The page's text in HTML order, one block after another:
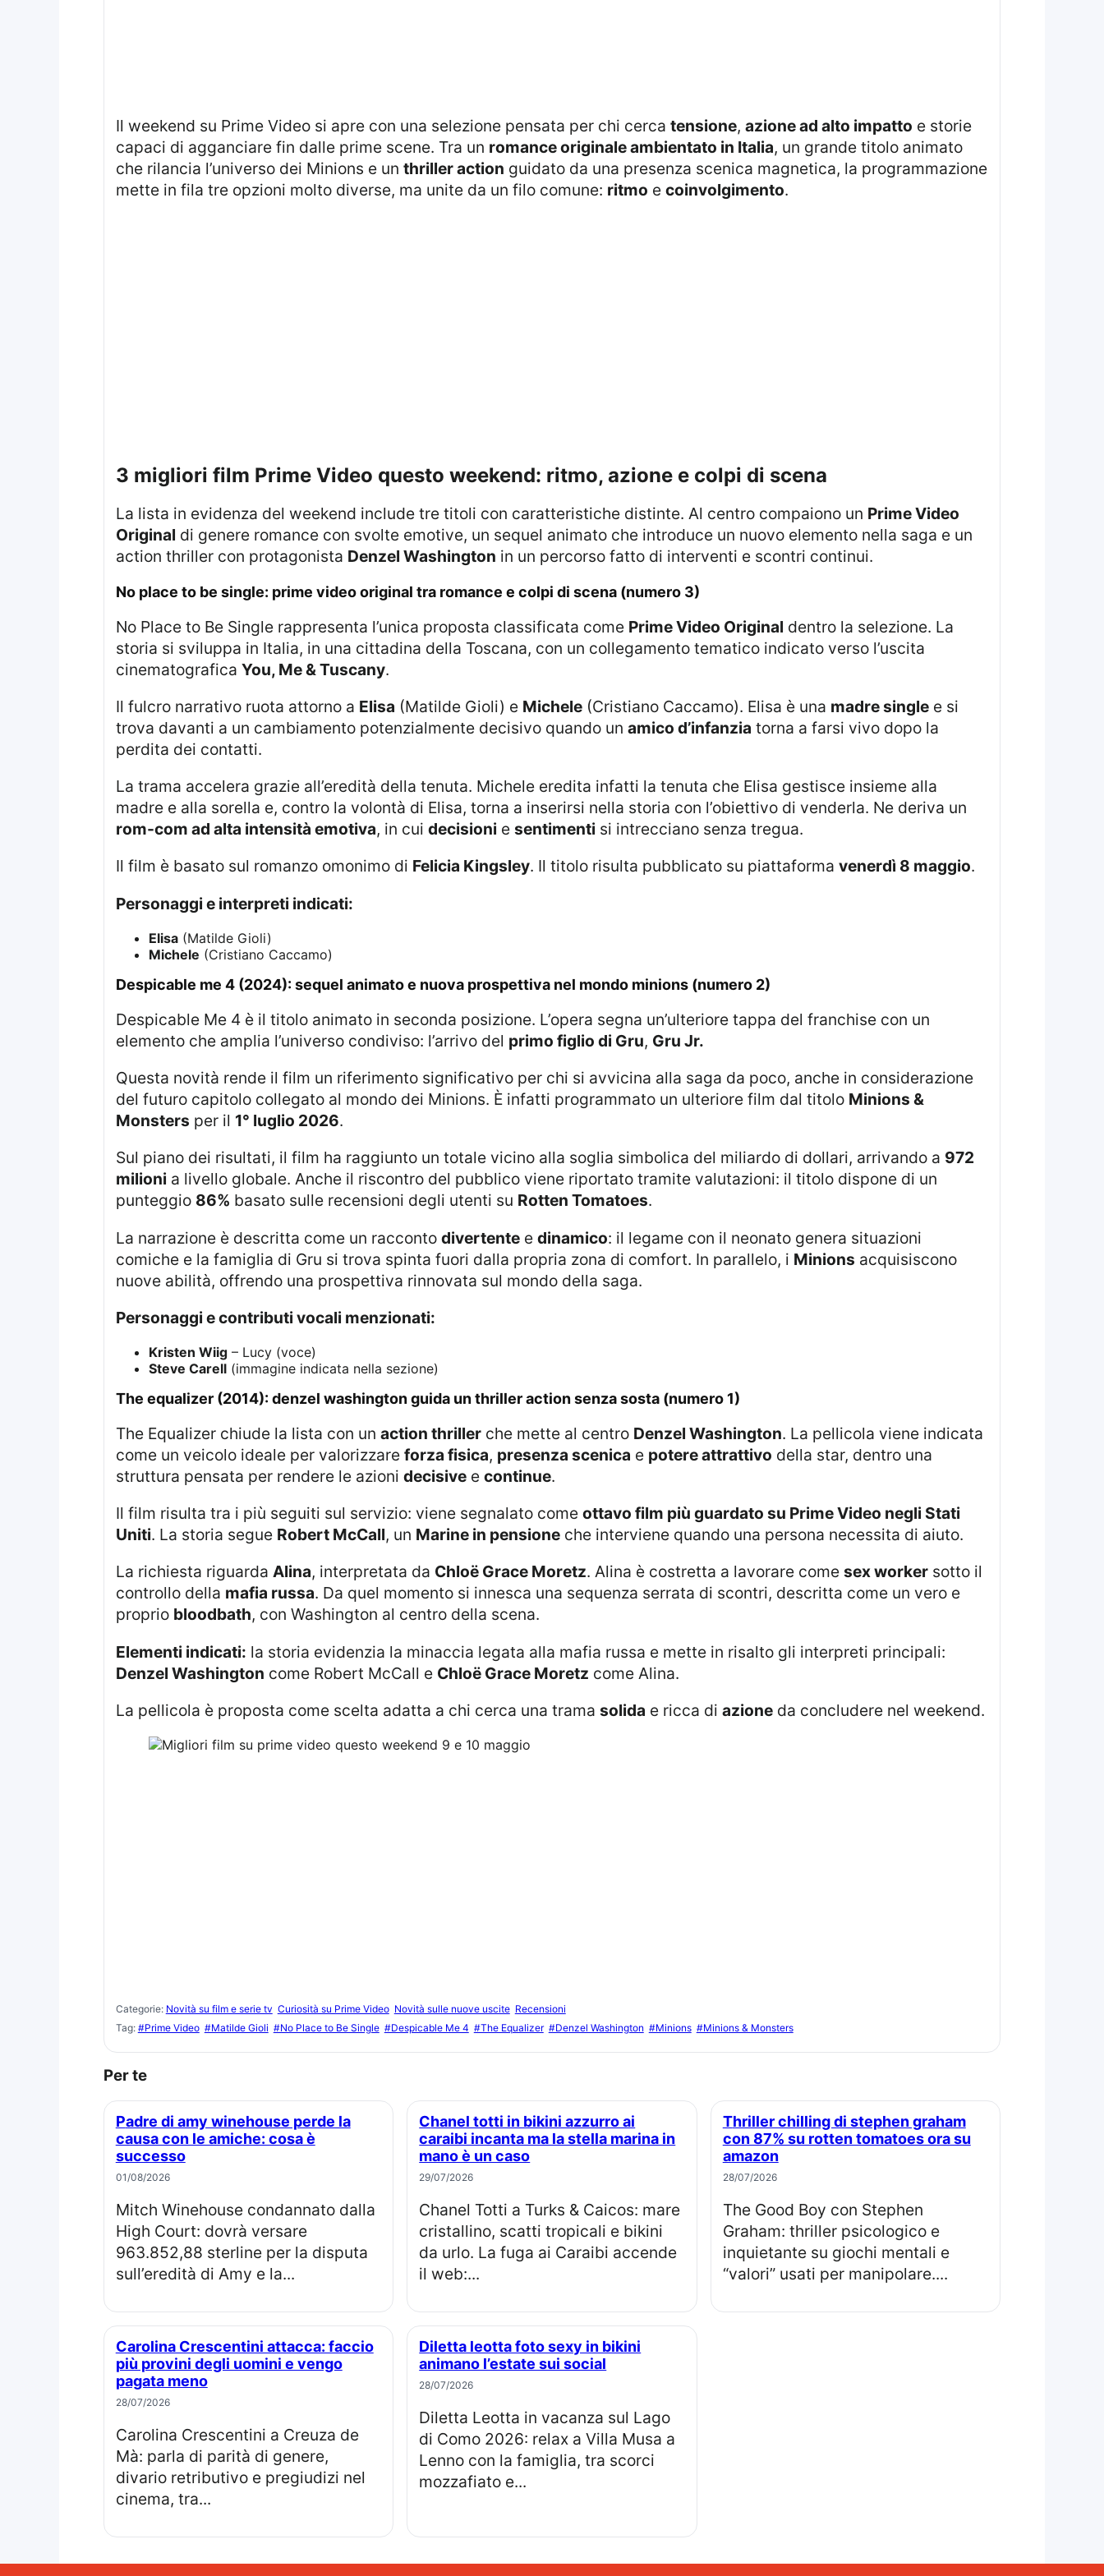
Il weekend su Prime Video si apre con una selezione pensata per chi cerca tensione, azione ad alto impatto e storie
capaci di agganciare fin dalle prime scene. Tra un romance originale ambientato in Italia, un grande titolo animato
che rilancia l’universo dei Minions e un thriller action guidato da una presenza scenica magnetica, la programmazione
mette in fila tre opzioni molto diverse, ma unite da un filo comune: ritmo e coinvolgimento.
3 migliori film Prime Video questo weekend: ritmo, azione e colpi di scena
La lista in evidenza del weekend include tre titoli con caratteristiche distinte. Al centro compaiono un Prime Video
Original di genere romance con svolte emotive, un sequel animato che introduce un nuovo elemento nella saga e un
action thriller con protagonista Denzel Washington in un percorso fatto di interventi e scontri continui.
no place to be single: prime video original tra romance e colpi di scena (numero 3)
No Place to Be Single rappresenta l’unica proposta classificata come Prime Video Original dentro la selezione. La
storia si sviluppa in Italia, in una cittadina della Toscana, con un collegamento tematico indicato verso l’uscita
cinematografica You, Me & Tuscany.
Il fulcro narrativo ruota attorno a Elisa (Matilde Gioli) e Michele(Cristiano Caccamo). Elisa è una madre singlee si
trova davanti a un cambiamento potenzialmente decisivo quando un amico d’infanzia torna a farsi vivo dopo la
perdita dei contatti.
La trama accelera grazie all’eredità della tenuta. Michele eredita infatti la tenuta che Elisa gestisce insieme alla
madre e alla sorella e, contro la volontà di Elisa, torna a inserirsi nella storia con l’obiettivo di venderla. Ne deriva un
rom-com ad alta intensità emotiva, in cui decisioni e sentimenti si intrecciano senza tregua.
Il film è basato sul romanzo omonimo di Felicia Kingsley. Il titolo risulta pubblicato su piattaforma venerdì 8 maggio.
Personaggi e interpreti indicati:
Elisa(Matilde Gioli)
Michele (Cristiano Caccamo)
despicable me 4 (2024): sequel animato e nuova prospettiva nel mondo minions (numero 2)
Despicable Me 4 è il titolo animato in seconda posizione. L’opera segna un’ulteriore tappa del franchise con un
elemento che amplia l’universo condiviso: l’arrivo del primo figlio di Gru, Gru Jr.
Questa novità rende il film un riferimento significativo per chi si avvicina alla saga da poco, anche in considerazione
del futuro capitolo collegato al mondo dei Minions. È infatti programmato un ulteriore film dal titolo Minions &
Monsters per il 1° luglio 2026.
Sul piano dei risultati, il film ha raggiunto un totale vicino alla soglia simbolica del miliardo di dollari, arrivando a 972
milioni a livello globale. Anche il riscontro del pubblico viene riportato tramite valutazioni: il titolo dispone di un
punteggio 86% basato sulle recensioni degli utenti su Rotten Tomatoes.
La narrazione è descritta come un racconto divertentee dinamico: il legame con il neonato genera situazioni
comiche e la famiglia di Gru si trova spinta fuori dalla propria zona di comfort. In parallelo, i Minions acquisiscono
nuove abilità, offrendo una prospettiva rinnovata sul mondo della saga.
Personaggi e contributi vocali menzionati:
Kristen Wiig– Lucy (voce)
Steve Carell(immagine indicata nella sezione)
the equalizer (2014): denzel washington guida un thriller action senza sosta (numero 1)
The Equalizer chiude la lista con un action thrillerche mette al centro Denzel Washington. La pellicola viene indicata
come un veicolo ideale per valorizzare forza fisica, presenza scenica e potere attrattivo della star, dentro una
struttura pensata per rendere le azioni decisivee continue.
Il film risulta tra i più seguiti sul servizio: viene segnalato come ottavo film più guardato su Prime Video negli Stati
Uniti. La storia segue Robert McCall, un Marine in pensioneche interviene quando una persona necessita di aiuto.
La richiesta riguarda Alina, interpretata da Chloë Grace Moretz. Alina è costretta a lavorare come sex workersotto il
controllo della mafia russa. Da quel momento si innesca una sequenza serrata di scontri, descritta come un vero e
proprio bloodbath, con Washington al centro della scena.
Elementi indicati: la storia evidenzia la minaccia legata alla mafia russa e mette in risalto gli interpreti principali:
Denzel Washington come Robert McCall e Chloë Grace Moretz come Alina.
La pellicola è proposta come scelta adatta a chi cerca una trama solida e ricca di azioneda concludere nel weekend.
Categorie: Novità su film e serie tv Curiosità su Prime Video Novità sulle nuove uscite Recensioni
Tag: #Prime Video #Matilde Gioli #No Place to Be Single #Despicable Me 4 #The Equalizer #Denzel Washington #Minions #Minions & Monsters
Per te
Padre di amy winehouse perde la
causa con le amiche: cosa è
successo
01/08/2026
Mitch Winehouse condannato dalla
High Court: dovrà versare
963.852,88 sterline per la disputa
sull’eredità di Amy e la...
Chanel totti in bikini azzurro ai
caraibi incanta ma la stella marina in
mano è un caso
29/07/2026
Chanel Totti a Turks & Caicos: mare
cristallino, scatti tropicali e bikini
da urlo. La fuga ai Caraibi accende
il web:...
Thriller chilling di stephen graham
con 87% su rotten tomatoes ora su
amazon
28/07/2026
The Good Boy con Stephen
Graham: thriller psicologico e
inquietante su giochi mentali e
“valori” usati per manipolare....
Carolina Crescentini attacca: faccio
più provini degli uomini e vengo
pagata meno
28/07/2026
Carolina Crescentini a Creuza de
Mà: parla di parità di genere,
divario retributivo e pregiudizi nel
cinema, tra...
Diletta leotta foto sexy in bikini
animano l’estate sui social
28/07/2026
Diletta Leotta in vacanza sul Lago
di Como 2026: relax a Villa Musa a
Lenno con la famiglia, tra scorci
mozzafiato e...